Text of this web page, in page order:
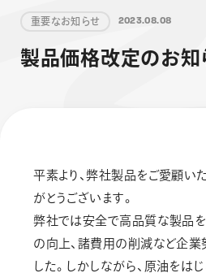
シャープペン
その他
メッセージ
重要なお知 らせ 2023.08.08
製品価格改定のお知
平素より、弊社製品をご愛顧い
がとうございます。
弊社では安全で高品質な製品
の向上、諸費用の削減など企業
した。しかしながら、原油をは